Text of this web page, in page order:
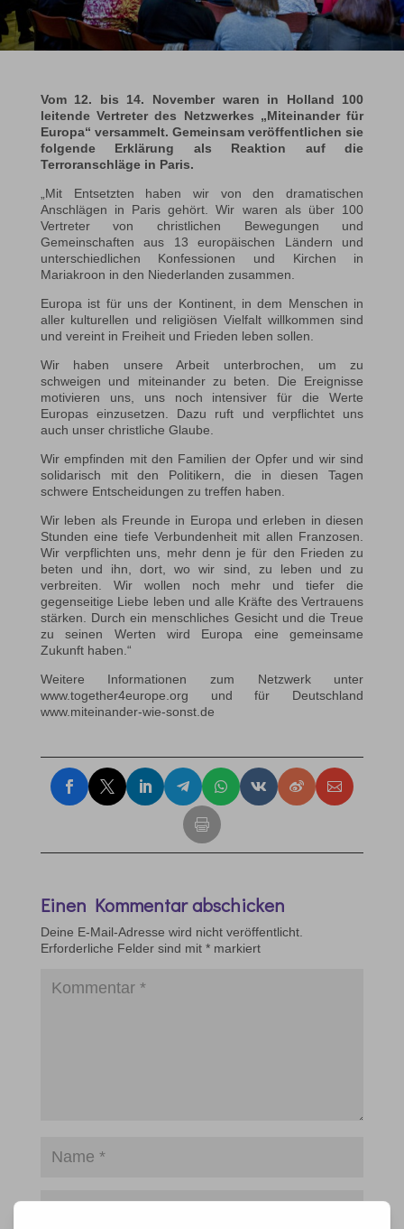
Vom 12. bis 14. November waren in Holland 100
leitende Vertreter des Netzwerkes „Miteinander für
Europa“ versammelt. Gemeinsam veröffentlichen sie
folgende Erklärung als Reaktion auf die
Terroranschläge in Paris.
„Mit Entsetzten haben wir von den dramatischen
Anschlägen in Paris gehört. Wir waren als über 100
Vertreter von christlichen Bewegungen und
Gemeinschaften aus 13 europäischen Ländern und
unterschiedlichen Konfessionen und Kirchen in
Mariakroon in den Niederlanden zusammen.
Europa ist für uns der Kontinent, in dem Menschen in
aller kulturellen und religiösen Vielfalt willkommen sind
und vereint in Freiheit und Frieden leben sollen.
Wir haben unsere Arbeit unterbrochen, um zu
schweigen und miteinander zu beten. Die Ereignisse
motivieren uns, uns noch intensiver für die Werte
Europas einzusetzen. Dazu ruft und verpflichtet uns
auch unser christliche Glaube.
Wir empfinden mit den Familien der Opfer und wir sind
solidarisch mit den Politikern, die in diesen Tagen
schwere Entscheidungen zu treffen haben.
Wir leben als Freunde in Europa und erleben in diesen
Stunden eine tiefe Verbundenheit mit allen Franzosen.
Wir verpflichten uns, mehr denn je für den Frieden zu
beten und ihn, dort, wo wir sind, zu leben und zu
verbreiten. Wir wollen noch mehr und tiefer die
gegenseitige Liebe leben und alle Kräfte des Vertrauens
stärken. Durch ein menschliches Gesicht und die Treue
zu seinen Werten wird Europa eine gemeinsame
Zukunft haben.“
Weitere Informationen zum Netzwerk unter
www.together4europe.org und für Deutschland
www.miteinander-wie-sonst.de
Einen Kommentar abschicken
Deine E-Mail-Adresse wird nicht veröffentlicht.
Erforderliche Felder sind mit *markiert